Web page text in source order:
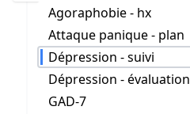
Agoraphobie - hx
Attaque panique - plan
Dépression - suivi
Dépression - évaluation
GAD-7